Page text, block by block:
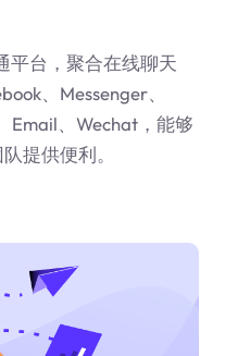
平台，聚合在线聊天
、Messenger、
Email、Wechat，能够
提供便利。